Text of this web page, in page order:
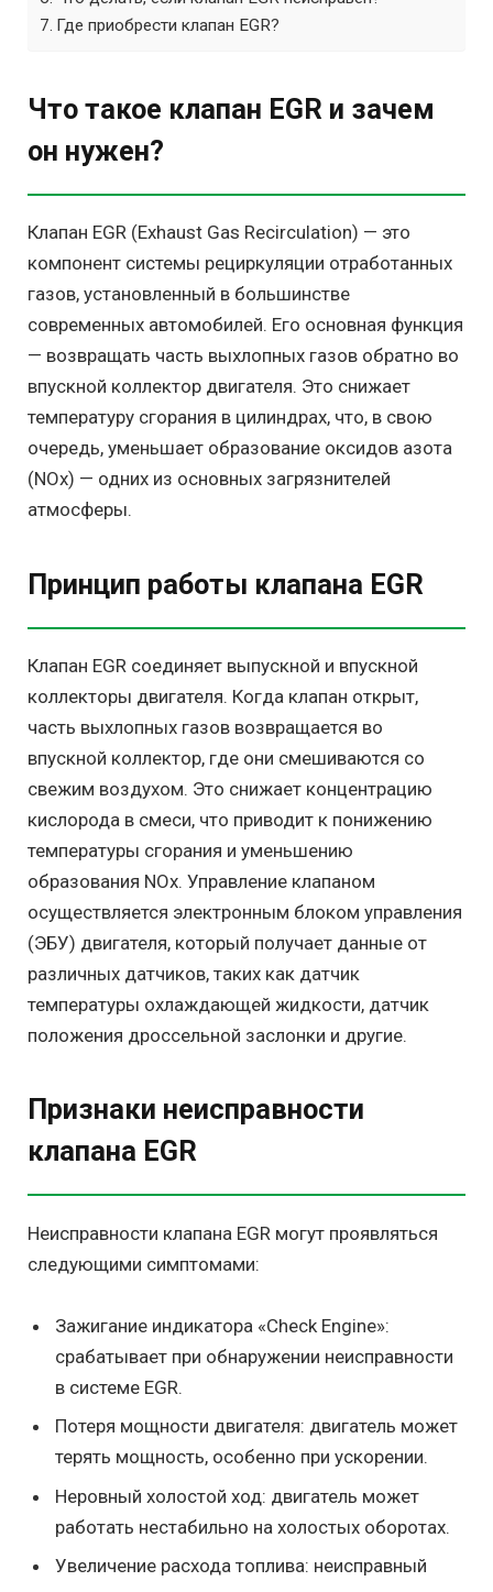
Где приобрести клапан EGR?
Что такое клапан EGR и зачем
он нужен?
Клапан EGR (Exhaust Gas Recirculation) — это
компонент системы рециркуляции отработанных
газов, установленный в большинстве
современных автомобилей. Его основная функция
— возвращать часть выхлопных газов обратно во
впускной коллектор двигателя. Это снижает
температуру сгорания в цилиндрах, что, в свою
очередь, уменьшает образование оксидов азота
(NOx) — одних из основных загрязнителей
атмосферы.
Принцип работы клапана EGR
Клапан EGR соединяет выпускной и впускной
коллекторы двигателя. Когда клапан открыт,
часть выхлопных газов возвращается во
впускной коллектор, где они смешиваются со
свежим воздухом. Это снижает концентрацию
кислорода в смеси, что приводит к понижению
температуры сгорания и уменьшению
образования NOx. Управление клапаном
осуществляется электронным блоком управления
(ЭБУ) двигателя, который получает данные от
различных датчиков, таких как датчик
температуры охлаждающей жидкости, датчик
положения дроссельной заслонки и другие.
Признаки неисправности
клапана EGR
Неисправности клапана EGR могут проявляться
следующими симптомами:
Зажигание индикатора «Check Engine»:
срабатывает при обнаружении неисправности
в системе EGR.
Потеря мощности двигателя: двигатель может
терять мощность, особенно при ускорении.
Неровный холостой ход: двигатель может
работать нестабильно на холостых оборотах.
Увеличение расхода топлива: неисправный